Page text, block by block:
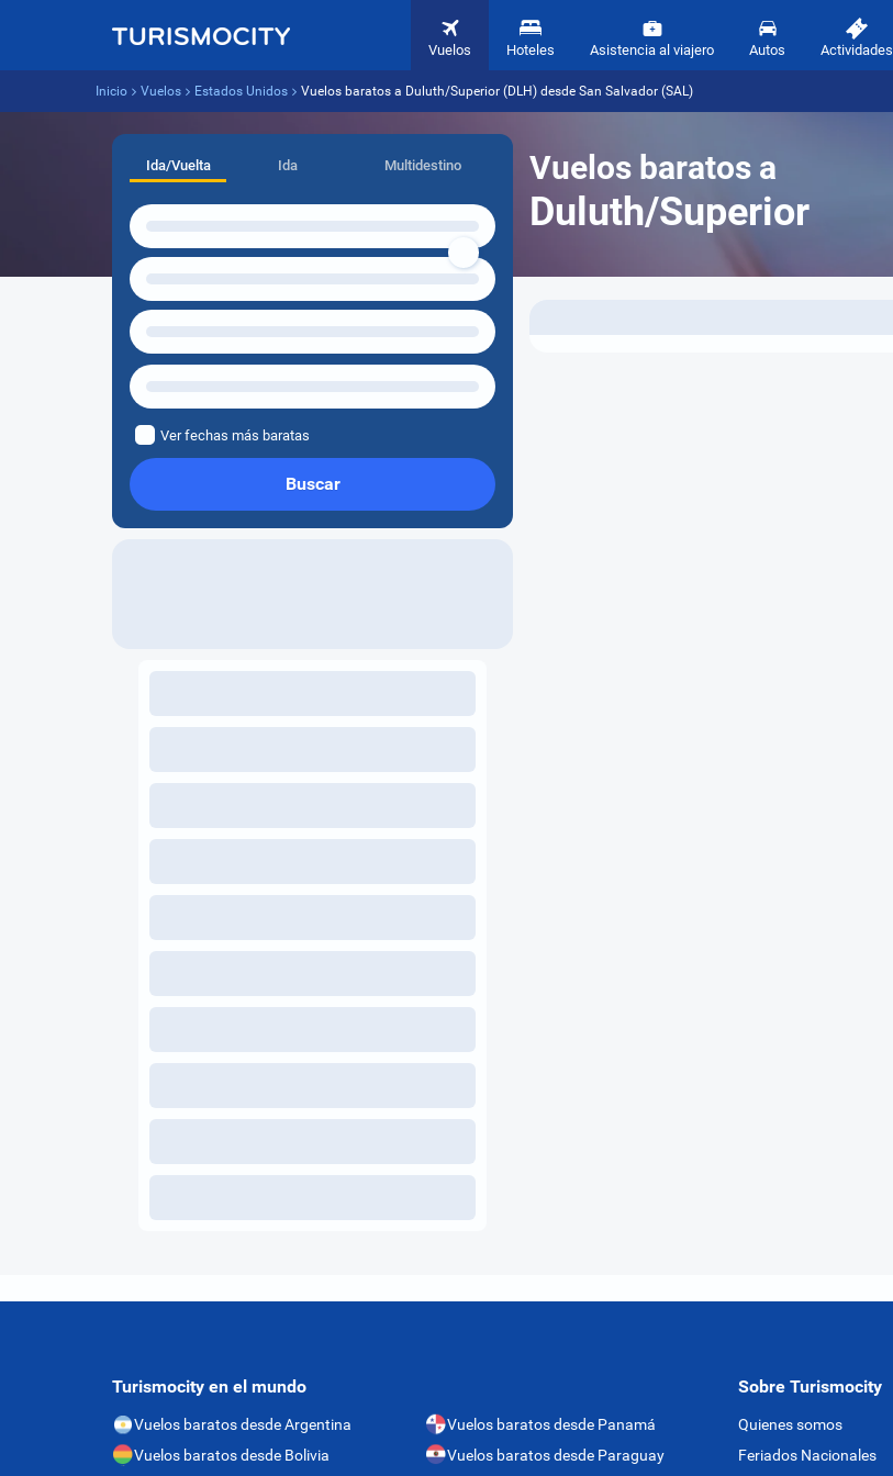
Vuelos Hoteles Asistencia al viajero Autos Actividades
Inicio Vuelos Estados Unidos Vuelos baratos a Duluth/Superior (DLH) desde San Salvador (SAL)
Vuelos baratos a
Duluth/Superior
Ida/Vuelta Ida Multidestino
Ver fechas más baratas
Buscar
Turismocity en el mundo
Vuelos baratos desde Argentina
Vuelos baratos desde Bolivia
Vuelos baratos desde Panamá
Vuelos baratos desde Paraguay
Sobre Turismocity
Quienes somos
Feriados Nacionales